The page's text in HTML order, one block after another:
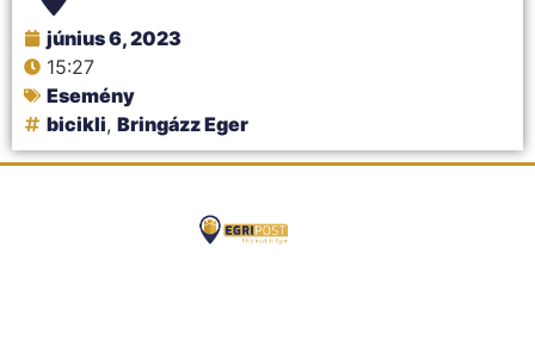
június 6, 2023
15:27
Esemény
bicikli, Bringázz Eger